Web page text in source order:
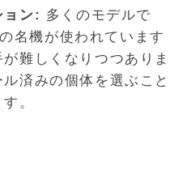
ョン: 多くのモデルで
名機が使われています
難しくなりつつありま
済みの個体を選ぶこと
。